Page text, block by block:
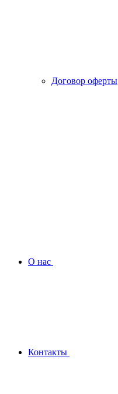
Договор оферты
О нас
Контакты